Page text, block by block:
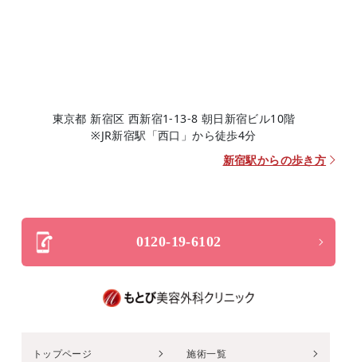
東京都 新宿区 西新宿1-13-8 朝日新宿ビル10階
※JR新宿駅「西口」から徒歩4分
新宿駅からの歩き方
0120-19-6102
トップページ 施術一覧